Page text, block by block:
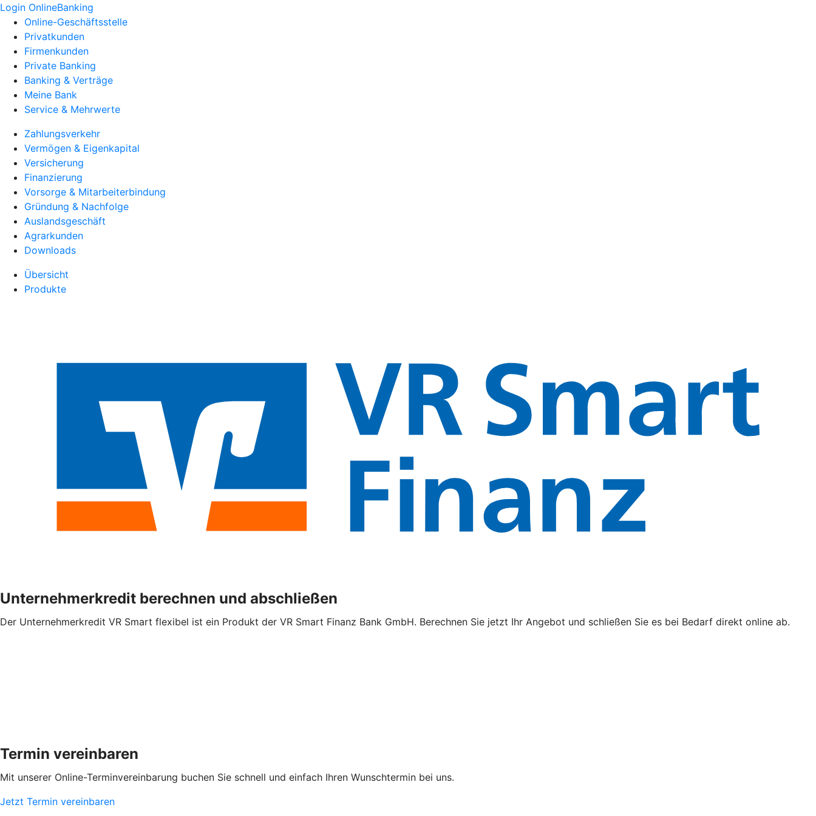
Login OnlineBanking
Online-Geschäftsstelle
Privatkunden
Firmenkunden
Private Banking
Banking & Verträge
Meine Bank
Service & Mehrwerte
Zahlungsverkehr
Vermögen & Eigenkapital
Versicherung
Finanzierung
Vorsorge & Mitarbeiterbindung
Gründung & Nachfolge
Auslandsgeschäft
Agrarkunden
Downloads
Übersicht
Produkte
Unternehmerkredit berechnen und abschließen
Der Unternehmerkredit VR Smart flexibel ist ein Produkt der VR Smart Finanz Bank GmbH. Berechnen Sie jetzt Ihr Angebot und schließen Sie es bei Bedarf direkt online ab.
Termin vereinbaren
Mit unserer Online-Terminvereinbarung buchen Sie schnell und einfach Ihren Wunschtermin bei uns.
Jetzt Termin vereinbaren